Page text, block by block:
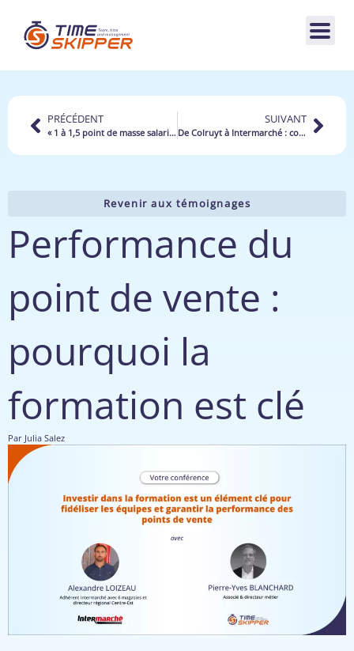
PRÉCÉDENT
« 1 à 1,5 point de masse salariale gagné » – Hervé de Witte, adhérent Intermarché
SUIVANT
De Colruyt à Intermarché : comment TimeSkipper a accompagné les équipes lors du changement d’enseigne et continue de les accompagner au quotidien ?
Revenir aux témoignages
Performance du
point de vente :
pourquoi la
formation est clé
Par Julia Salez